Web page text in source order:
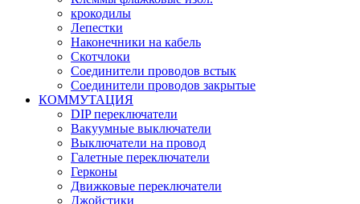
крокодилы
Лепестки
Наконечники на кабель
Скотчлоки
Соединители проводов встык
Соединители проводов закрытые
КОММУТАЦИЯ
DIP переключатели
Вакуумные выключатели
Выключатели на провод
Галетные переключатели
Герконы
Движковые переключатели
Джойстики